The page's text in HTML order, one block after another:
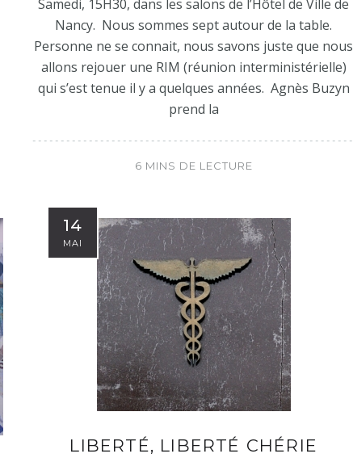
Samedi, 15H30, dans les salons de l’Hôtel de Ville de
Nancy. Nous sommes sept autour de la table.
Personne ne se connait, nous savons juste que nous
allons rejouer une RIM (réunion interministérielle)
qui s’est tenue il y a quelques années. Agnès Buzyn
prend la
6 MINS DE LECTURE
14
MAI
LIBERTÉ, LIBERTÉ CHÉRIE